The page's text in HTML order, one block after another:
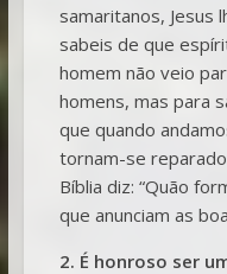
samaritanos, Jesus
sabeis de que
homem não veio
homens, mas para
que quando
tornam-se
Bíblia diz: “Quão
que anunciam as
2. É honroso ser